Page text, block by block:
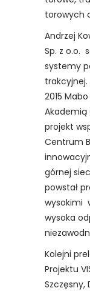
torowych
Andrzej
Sp. z o.o.
systemy
trakcyjnej.
2015
Akademią
projekt
Centrum
górnej
powstał
wysokimi
wysoka
Kolejni
Projektu
Szczęsny,